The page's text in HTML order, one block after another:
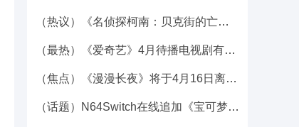
（热议）《名侦探柯南：贝克街的亡灵》发布正式预告
（最热）《爱奇艺》4月待播电视剧有哪些
（焦点）《漫漫长夜》将于4月16日离开XGP
（话题）N64Switch在线追加《宝可梦竞技场2》4月12日上线